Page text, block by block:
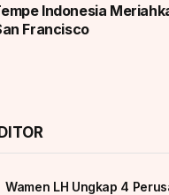
Indonesia
Francisco
Wamen LH Ungkap 4